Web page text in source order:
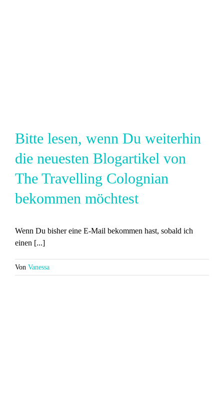
Bitte lesen, wenn Du weiterhin
die neuesten Blogartikel von
The Travelling Colognian
bekommen möchtest
Wenn Du bisher eine E-Mail bekommen hast, sobald ich
einen [...]
Von Vanessa